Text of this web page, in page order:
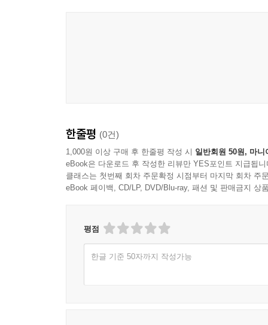
03. 질문하는 아이로 키우기 113
05. 집중력은 훈련할 수 있다 117
06. 목표를 세우는 습관 119
07. 성적보다 중요한 태도 121
09. 공부를 즐기는 아이의 특징 125
10. 부모가 공부를 대신하지 마라 127
11. AI 시대에 필요한 공부법 129
한줄평 (0건)
1,000원 이상 구매 후 한줄평 작성 시 일반회원 50원, 마니
eBook은 다운로드 후 작성한 리뷰만 YES포인트 지급됩니
클래스는 첫번째 회차 주문확정 시점부터 마지막 회차 주
eBook 페이백, CD/LP, DVD/Blu-ray, 패션 및 판매금지 상
평점
한글 기준 50자까지 작성가능